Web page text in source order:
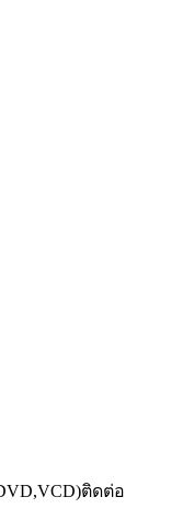
ติดต่อ